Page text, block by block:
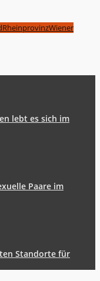
RheinprovinzWiener
lebt es sich im
Paare im
Standorte für